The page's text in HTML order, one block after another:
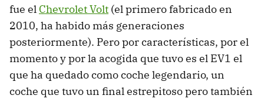
fue el Chevrolet Volt (el primero fabricado en
2010, ha habido más generaciones
posteriormente). Pero por características, por el
momento y por la acogida que tuvo es el EV1 el
que ha quedado como coche legendario, un
coche que tuvo un final estrepitoso pero también